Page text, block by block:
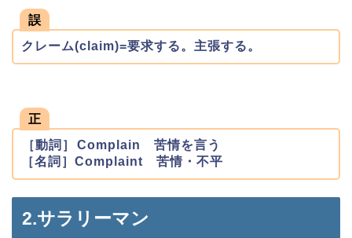
誤
クレーム(claim)=要求する。主張する。
正
［動詞］Complain 苦情を言う
［名詞］Complaint 苦情・不平
2.サラリーマン